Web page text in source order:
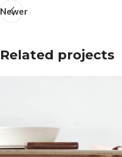
Newer
Related projects